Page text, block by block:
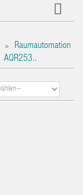
>
Raumautomation
AQR253..